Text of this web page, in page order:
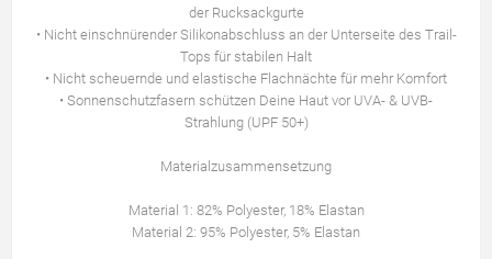
der Rucksackgurte
• Nicht einschnürender Silikonabschluss an der Unterseite des Trail-
Tops für stabilen Halt
• Nicht scheuernde und elastische Flachnächte für mehr Komfort
• Sonnenschutzfasern schützen Deine Haut vor UVA- & UVB-
Strahlung (UPF 50+)
Materialzusammensetzung
Material 1: 82% Polyester, 18% Elastan
Material 2: 95% Polyester, 5% Elastan